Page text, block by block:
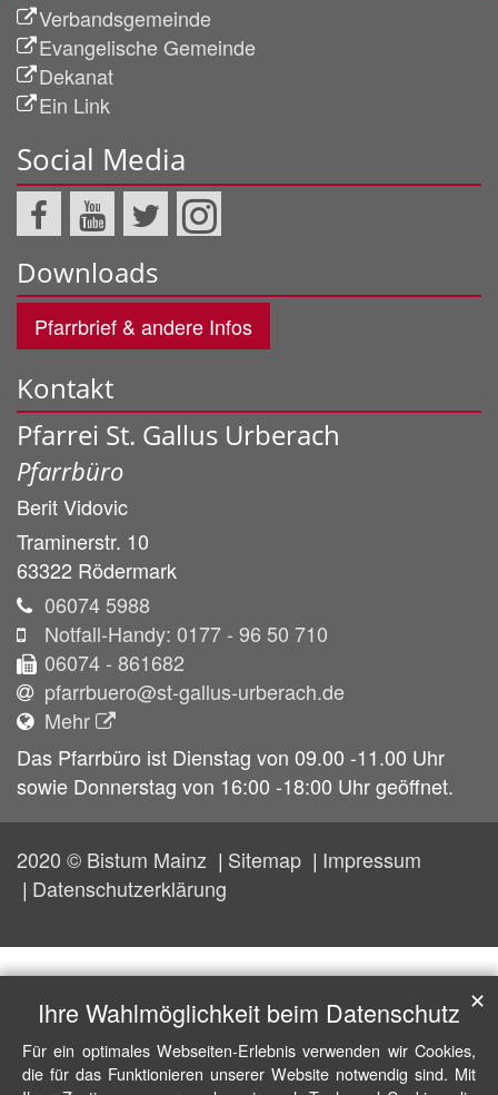
Verbandsgemeinde
Evangelische Gemeinde
Dekanat
Ein Link
Social Media
Downloads
Pfarrbrief & andere Infos
Kontakt
Pfarrei St. Gallus Urberach
Pfarrbüro
BeritVidovic
Traminerstr. 10
63322 Rödermark
06074 5988
Notfall-Handy: 0177 - 96 50 710
06074 - 861682
pfarrbuero@st-gallus-urberach.de
Mehr
Das Pfarrbüro ist Dienstag von 09.00 -11.00 Uhr
sowie Donnerstag von 16:00 -18:00 Uhr geöffnet.
2020 © Bistum Mainz Sitemap
Impressum
Datenschutzerklärung
Ihre Wahlmöglichkeit beim Datenschutz
Für ein optimales Webseiten-Erlebnis verwenden wir Cookies,
die für das Funktionieren unserer Website notwendig sind. Mit
✕